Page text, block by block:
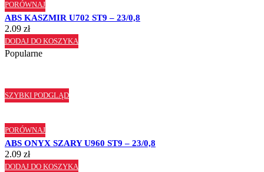
PORÓWNAJ
ABS KASZMIR U702 ST9 – 23/0,8
2.09 zł
DODAJ DO KOSZYKA
Popularne
SZYBKI PODGLĄD
PORÓWNAJ
ABS ONYX SZARY U960 ST9 – 23/0,8
2.09 zł
DODAJ DO KOSZYKA